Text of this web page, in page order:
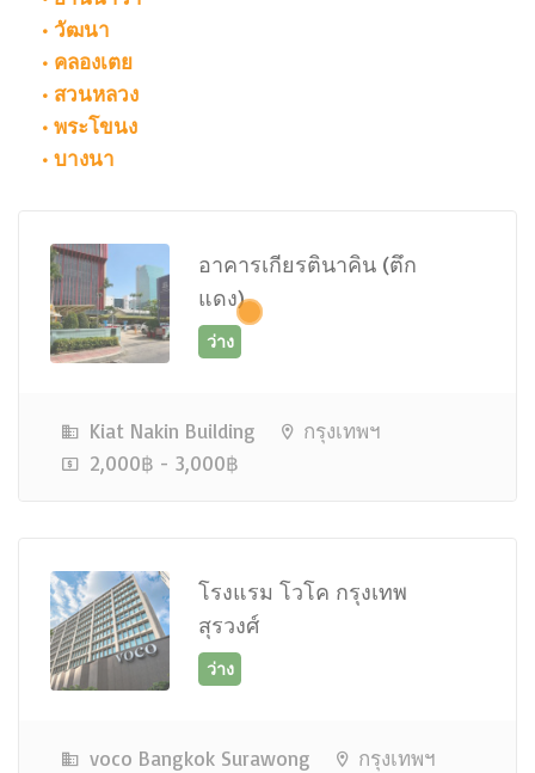
• วัฒนา
• คลองเตย
• สวนหลวง
• พระโขนง
• บางนา
อาคารเกียรตินาคิน (ตึก
แดง)
Kiat Nakin Building
กรุงเทพฯ
2,000฿ - 3,000฿
โรงแรม โวโค กรุงเทพ
สุรวงศ์
voco Bangkok Surawong
กรุงเทพฯ